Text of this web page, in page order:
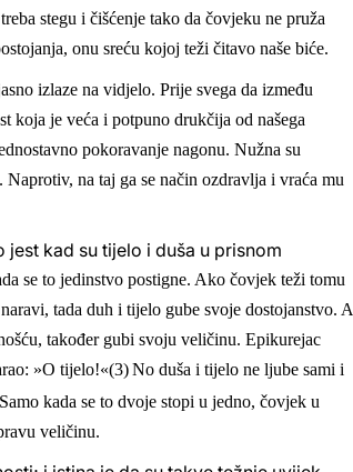
stegu i čišćenje tako da čovjeku ne pruža
onu sreću kojoj teži čitavo naše biće.
izlaze na vidjelo. Prije svega da između
koja je veća i potpuno drukčija od našega
pokoravanje nagonu. Nužna su
. Naprotiv, na taj ga se način ozdravlja i vraća mu
kad su tijelo i duša u prisnom
se to jedinstvo postigne. Ako čovjek teži tomu
tada duh i tijelo gube svoje dostojanstvo. A
također gubi svoju veličinu. Epikurejac
»O tijelo!«(3)No duša i tijelo ne ljube sami i
kada se to dvoje stopi u jedno, čovjek u
veličinu.